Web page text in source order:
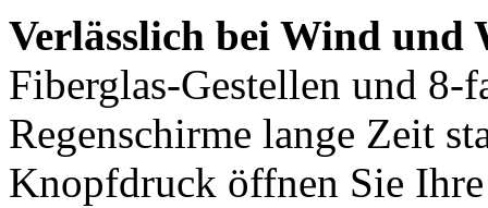
Verlässlich bei Wind und
Fiberglas-Gestellen und 8-
Regenschirme lange Zeit
Knopfdruck öffnen Sie